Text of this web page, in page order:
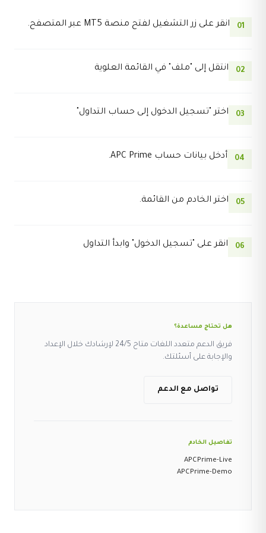
01 انقر على زر التشغيل لفتح منصة MT5 عبر المتصفح.
02 انتقل إلى "ملف" في القائمة العلوية
03 اختر "تسجيل الدخول إلى حساب التداول"
04 أدخل بيانات حساب APC Prime.
05 اختر الخادم من القائمة.
06 انقر على "تسجيل الدخول" وابدأ التداول
هل تحتاج مساعدة؟
فريق الدعم متعدد اللغات متاح 24/5 لإرشادك خلال الإعداد
والإجابة على أسئلتك.
تواصل مع الدعم
تفاصيل الخادم
APCPrime-Live
APCPrime-Demo